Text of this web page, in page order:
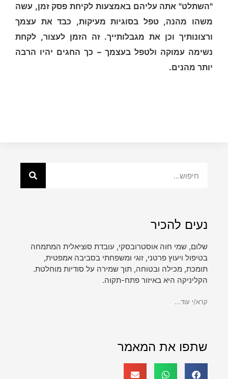
"השתלט" אתה עליהם באמצעות לקיחת פסק זמן, עשה
משהו מהנה,טפל בסוגיות מעיקות, כבד את עצמך
ורצונותיך וכן את מגבלותייך.זה הזמן לעצור, לקחת
נשימה עמוקה ולטפל בעצמך– כך החגים יהיו הרבה
יותר מהנים.
נעים להכיר
שלום, שמי חוה אוסטרובסקי, עובדת סוציאלית המתמחה
בטיפול ויעוץ פרטני, זוגי ומשפחתי בסביבה אמפטית,
תומכת, מכילה ובטוחה, תוך שמירה על סודיות מוחלטת.
הקליניקה היא באיזור פתח-תקוה.
קרא/י עוד...
שתפו את המאמר